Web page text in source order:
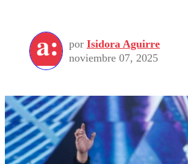
por Isidora Aguirre
noviembre 07, 2025